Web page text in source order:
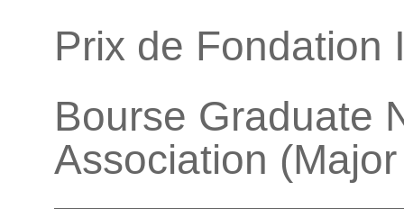
Prix de Fondation
Bourse Graduate
Association